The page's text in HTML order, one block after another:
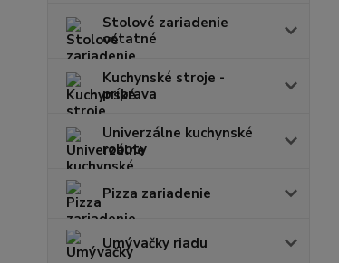
Stolové zariadenie
ostatné
Kuchynské stroje -
príprava
Univerzálne kuchynské
roboty
Pizza zariadenie
Umývačky riadu